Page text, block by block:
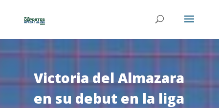
Victoria del Almazara
en su debut en la liga